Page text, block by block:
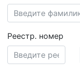
Реестр. номер